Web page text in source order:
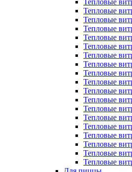
Тепловые
Тепловые
Тепловые
Тепловые
Тепловые
Тепловые
Тепловые
Тепловые
Тепловые
Тепловые
Тепловые
Тепловые
Тепловые
Тепловые
Тепловые
Тепловые
Тепловые
Тепловые
Тепловые